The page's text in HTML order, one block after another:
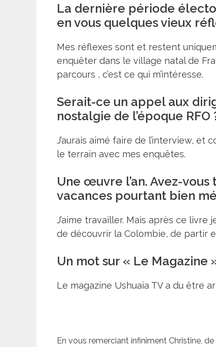
La dernière période
en vous quelques vieux
Mes réflexes sont et restent
enquêter dans le village natal de
parcours , c’est ce qui m’intéresse.
Serait-ce un appel aux
nostalgie de l’époque RFO
J’aurais aimé faire de l’interview,
le terrain avec mes enquêtes.
Une œuvre l’an. Avez-
vacances pourtant bien
J’aime travailler. Mais après ce
de découvrir la Colombie, de partir
Un mot sur « Le Magazine
Le magazine Ushuaia TV a du être
En vous remerciant infiniment Christine,